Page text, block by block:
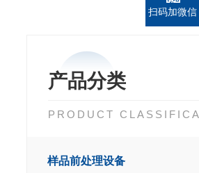
产品分类
PRODUCT
样品前处理设备
扫码加微信